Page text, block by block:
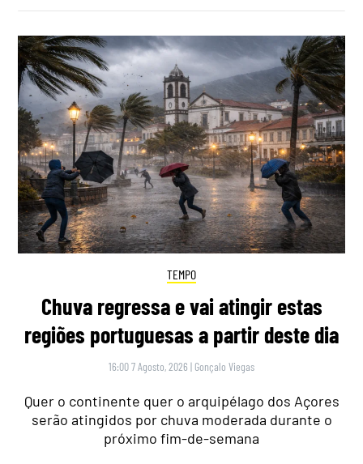
TEMPO
Chuva regressa e vai atingir estas
regiões portuguesas a partir deste dia
16:00 7 Agosto, 2026 | Gonçalo Viegas
Quer o continente quer o arquipélago dos Açores
serão atingidos por chuva moderada durante o
próximo fim-de-semana